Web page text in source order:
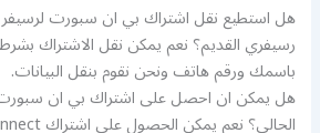
هل استطيع نقل اشتراك بي ان سبورت
رسيفري القديم؟ نعم يمكن نقل الاشتراك
باسمك ورقم هاتف ونحن نقوم بنقل البيانات.
هل يمكن ان احصل على اشتراك بي ان